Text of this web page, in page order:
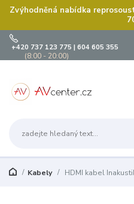
Zvýhodněná nabídka
+420 737 123 775 | 604 605 355
(8:00 - 20:00)
Kabely HDMI kabel